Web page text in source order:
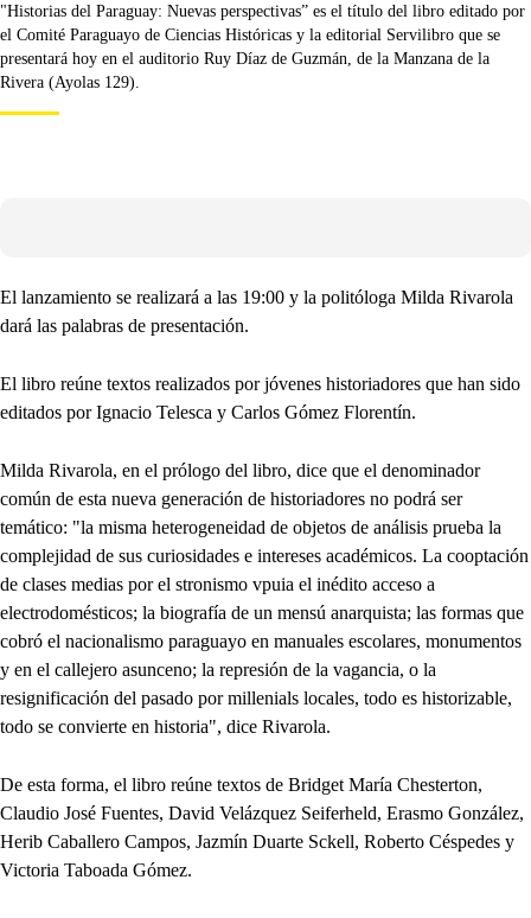
"Historias del Paraguay: Nuevas perspectivas” es el título del libro editado por
el Comité Paraguayo de Ciencias Históricas y la editorial Servilibro que se
presentará hoy en el auditorio Ruy Díaz de Guzmán, de la Manzana de la
Rivera (Ayolas 129).
El lanzamiento se realizará a las 19:00 y la politóloga Milda Rivarola
dará las palabras de presentación.
El libro reúne textos realizados por jóvenes historiadores que han sido
editados por Ignacio Telesca y Carlos Gómez Florentín.
Milda Rivarola, en el prólogo del libro, dice que el denominador
común de esta nueva generación de historiadores no podrá ser
temático: "la misma heterogeneidad de objetos de análisis prueba la
complejidad de sus curiosidades e intereses académicos. La cooptación
de clases medias por el stronismo vpuia el inédito acceso a
electrodomésticos; la biografía de un mensú anarquista; las formas que
cobró el nacionalismo paraguayo en manuales escolares, monumentos
y en el callejero asunceno; la represión de la vagancia, o la
resignificación del pasado por millenials locales, todo es historizable,
todo se convierte en historia", dice Rivarola.
De esta forma, el libro reúne textos de Bridget María Chesterton,
Claudio José Fuentes, David Velázquez Seiferheld, Erasmo González,
Herib Caballero Campos, Jazmín Duarte Sckell, Roberto Céspedes y
Victoria Taboada Gómez.